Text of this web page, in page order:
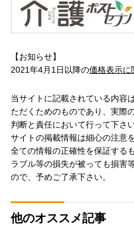
【お知らせ】
2021年4月1日以降の価格表示に
当サイトに記載されている内容
ただくためのものであり、実際
判断と責任において行って下さ
サイトの掲載情報は細心の注意
全ての情報の正確性を保証する
ラブル等の損失が被っても損害
ので、予めご了承下さい。
他のオススメ記事